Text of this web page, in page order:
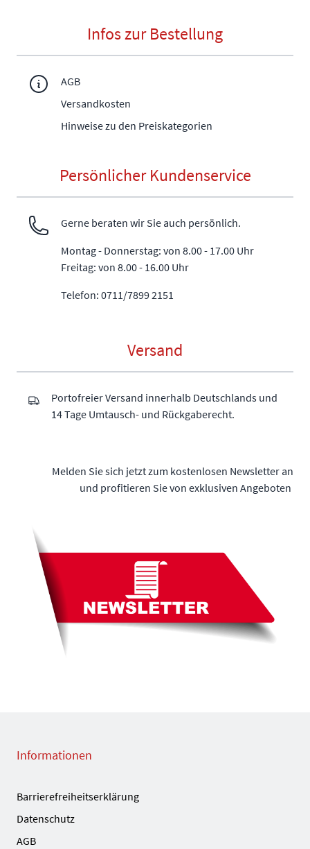
Infos zur Bestellung
AGB
Versandkosten
Hinweise zu den Preiskategorien
Persönlicher Kundenservice
Gerne beraten wir Sie auch persönlich.
Montag - Donnerstag: von 8.00 - 17.00 Uhr
Freitag: von 8.00 - 16.00 Uhr
Telefon: 0711/7899 2151
Versand
Portofreier Versand innerhalb Deutschlands und
14 Tage Umtausch- und Rückgaberecht.
Melden Sie sich jetzt zum kostenlosen Newsletter an
und profitieren Sie von exklusiven Angeboten
Informationen
Barrierefreiheitserklärung
Datenschutz
AGB